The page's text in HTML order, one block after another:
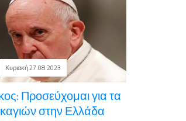
Κυριακή 27.08.2023
Προσεύχομαι για τα
στην Ελλάδα